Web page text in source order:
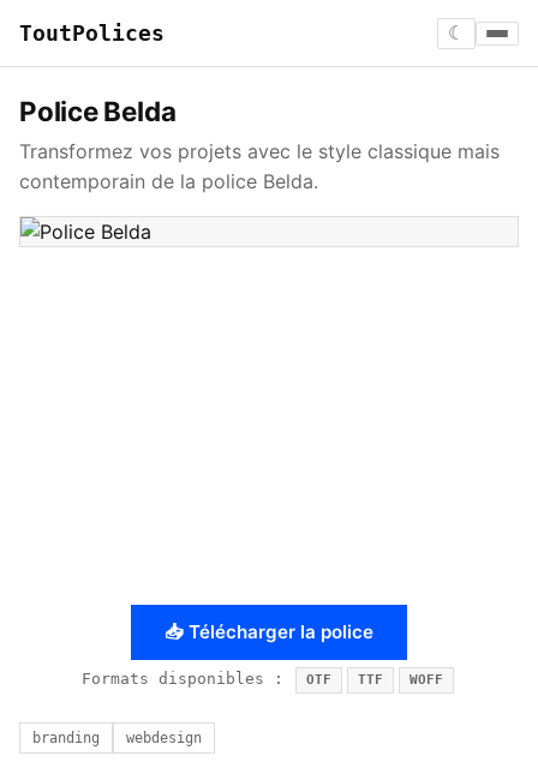
ToutPolices ☾
Police Belda
Transformez vos projets avec le style classique mais
contemporain de la police Belda.
📥 Télécharger la police
Formats disponibles : OTF TTF WOFF
branding webdesign